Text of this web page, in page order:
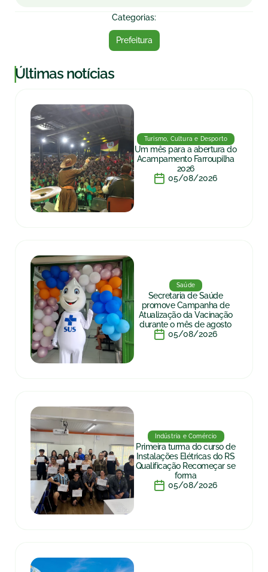
Categorias:
Prefeitura
|Últimas notícias
Turismo, Cultura e Desporto
Um mês para a abertura do
Acampamento Farroupilha
2026
05/08/2026
Saúde
Secretaria de Saúde
promove Campanha de
Atualização da Vacinação
durante o mês de agosto
05/08/2026
Indústria e Comércio
Primeira turma do curso de
Instalações Elétricas do RS
Qualificação Recomeçar se
forma
05/08/2026